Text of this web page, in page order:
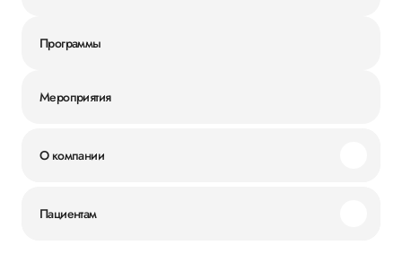
Программы
Мероприятия
О компании
Пациентам